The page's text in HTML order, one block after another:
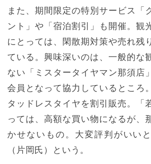
また、期間限定の特別サービス「
ント」や「宿泊割引」も開催。観
にとっては、閑散期対策や売れ残
ている。興味深いのは、一般的な
ない「ミスタータイヤマン那須店
会員となって協力しているところ
タッドレスタイヤを割引販売。「
っては、高額な買い物になるが、
かせないもの。大変評判がいい
（片岡氏）という。